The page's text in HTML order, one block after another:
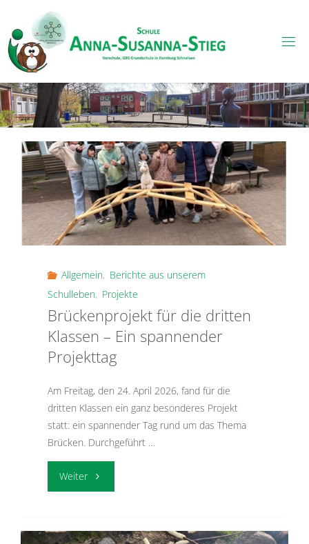
content
Allgemein, Berichte aus unserem
Schulleben, Projekte
Brückenprojekt für die dritten
Klassen – Ein spannender
Projekttag
Am Freitag, den 24. April 2026, fand für die
dritten Klassen ein ganz besonderes Projekt
statt: ein spannender Tag rund um das Thema
Brücken. Durchgeführt …
Weiter"Brückenprojekt
die